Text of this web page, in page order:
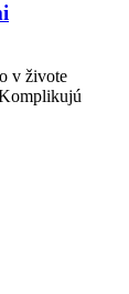
v živote